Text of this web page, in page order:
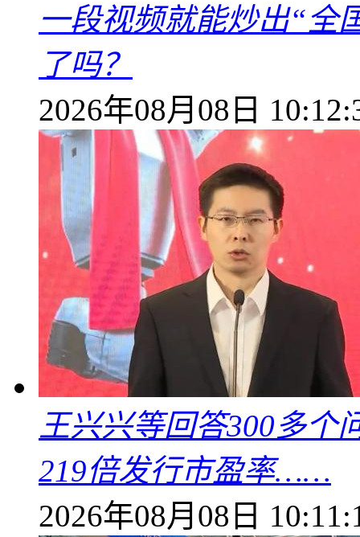
一段视频就能炒出“全
了吗？
2026年08月08日
王兴兴等回答300多个
219倍发行市盈率……
2026年08月08日